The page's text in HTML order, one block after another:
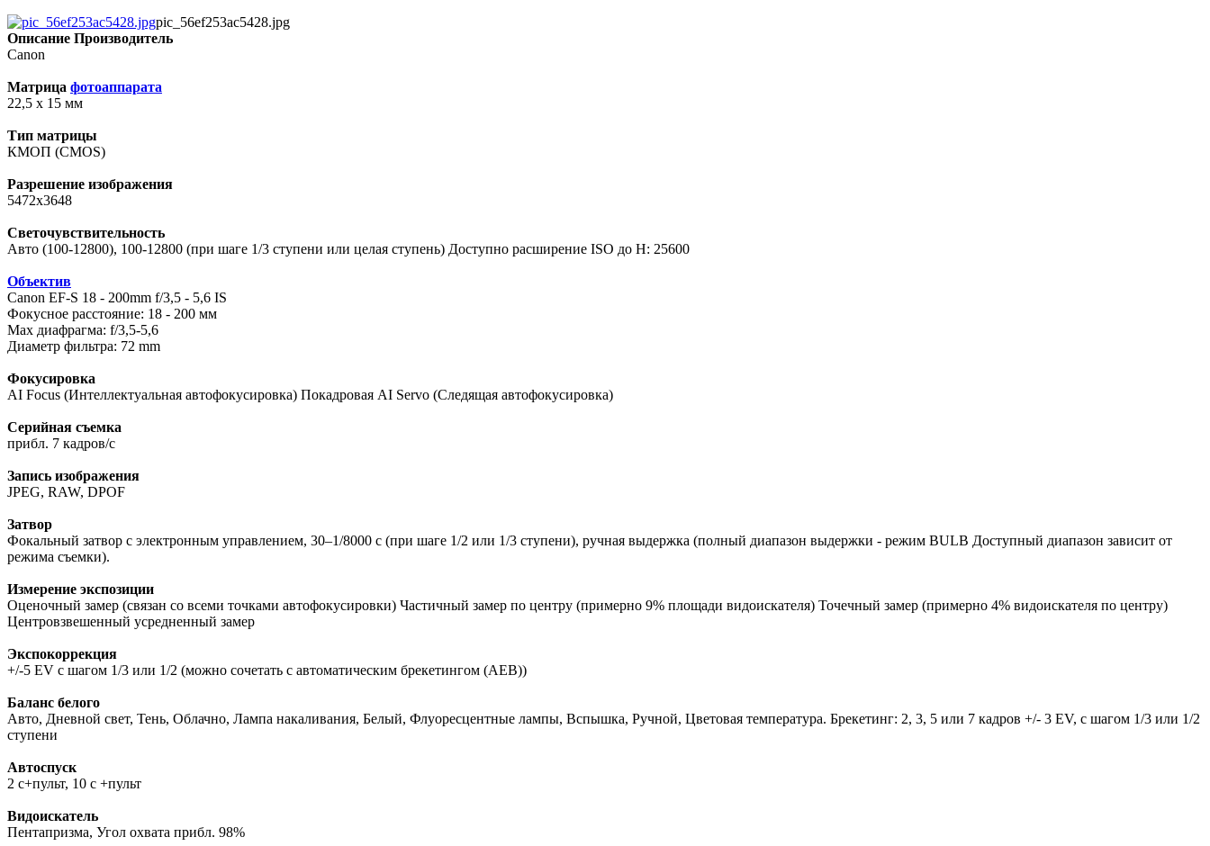
pic_56ef253ac5428.jpg
Описание Производитель
Canon
Матрица фотоаппарата
22,5 x 15 мм
Тип матрицы
КМОП (CMOS)
Разрешение изображения
5472x3648
Светочувствительность
Авто (100-12800), 100-12800 (при шаге 1/3 ступени или целая ступень) Доступно расширение ISO до H: 25600
Объектив
Canon EF-S 18 - 200mm f/3,5 - 5,6 IS
Фокусное расстояние: 18 - 200 мм
Max диафрагма: f/3,5-5,6
Диаметр фильтра: 72 mm
Фокусировка
AI Focus (Интеллектуальная автофокусировка) Покадровая AI Servo (Следящая автофокусировка)
Серийная съемка
прибл. 7 кадров/с
Запись изображения
JPEG, RAW, DPOF
Затвор
Фокальный затвор с электронным управлением, 30–1/8000 с (при шаге 1/2 или 1/3 ступени), ручная выдержка (полный диапазон выдержки - режим BULB Доступный диапазон зависит от
режима съемки).
Измерение экспозиции
Оценочный замер (связан со всеми точками автофокусировки) Частичный замер по центру (примерно 9% площади видоискателя) Точечный замер (примерно 4% видоискателя по центру)
Центровзвешенный усредненный замер
Экспокоррекция
+/-5 EV с шагом 1/3 или 1/2 (можно сочетать с автоматическим брекетингом (AEB))
Баланс белого
Авто, Дневной свет, Тень, Облачно, Лампа накаливания, Белый, Флуоресцентные лампы, Вспышка, Ручной, Цветовая температура. Брекетинг: 2, 3, 5 или 7 кадров +/- 3 EV, с шагом 1/3 или 1/2
ступени
Автоспуск
2 с+пульт, 10 с +пульт
Видоискатель
Пентапризма, Угол охвата прибл. 98%